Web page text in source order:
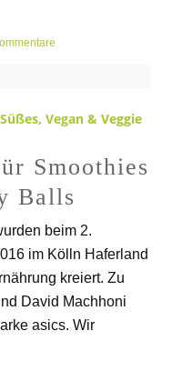
Süßes,Vegan & Veggie
Smoothies
Balls
beim 2.
im Kölln Haferland
kreiert. Zu
David Machhoni
asics. Wir